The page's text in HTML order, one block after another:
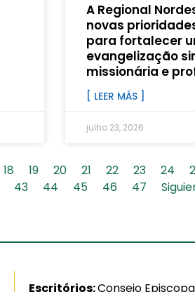
A Regional
novas
para fortalecer
evangelização
missionária e
[ LEER MÁS ]
julho 23, 2026
18 19 20 21 22 23 24
43 44 45 46 47
Escritórios:Consejo